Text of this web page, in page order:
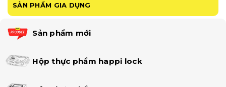
SẢN PHẨM GIA DỤNG
Sản phẩm mới
Hộp thực phẩm happi lock